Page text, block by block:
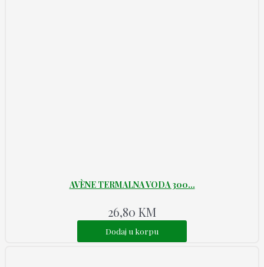
AVÈNE TERMALNA VODA 300...
26,80 KM
Dodaj u korpu